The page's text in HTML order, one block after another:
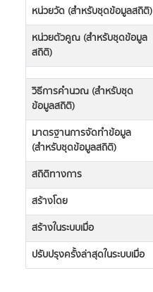
หน่วยวัด (สำหรับชุดข้อมูลสถิติ)
หน่วยตัวคูณ (สำหรับชุดข้อมูล
สถิติ)
วิธีการคำนวณ (สำหรับชุด
ข้อมูลสถิติ)
มาตรฐานการจัดทำข้อมูล
(สำหรับชุดข้อมูลสถิติ)
สถิติทางการ
สร้างโดย
สร้างในระบบเมื่อ
ปรับปรุงครั้งล่าสุดในระบบเมื่อ